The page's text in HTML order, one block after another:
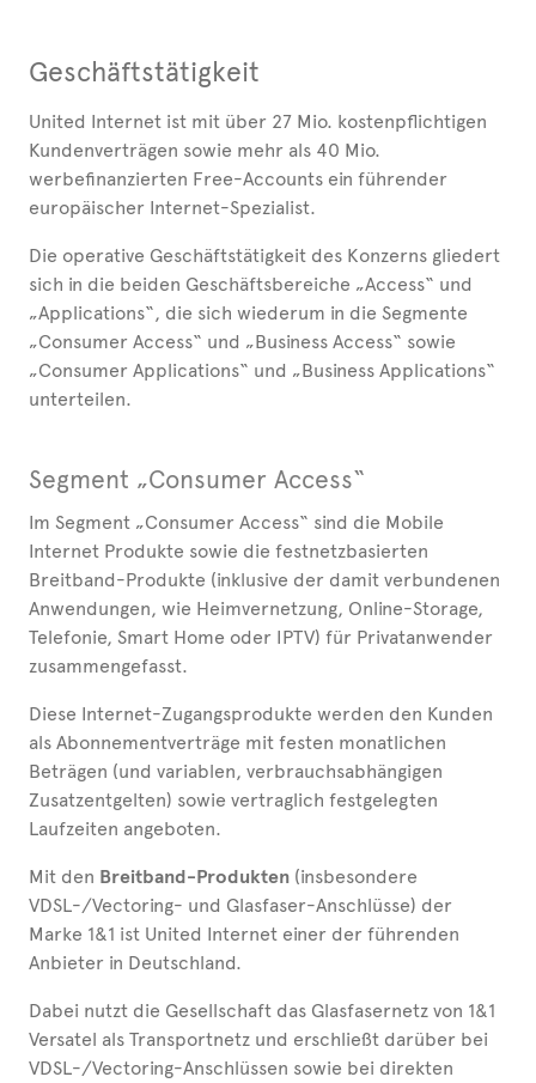
Geschäftstätigkeit
United Internet ist mit über 27 Mio. kostenpflichtigen
Kundenverträgen sowie mehr als 40 Mio.
werbefinanzierten Free-Accounts ein führender
europäischer Internet-Spezialist.
Die operative Geschäftstätigkeit des Konzerns gliedert
sich in die beiden Geschäftsbereiche „Access“ und
„Applications“, die sich wiederum in die Segmente
„Consumer Access“ und „Business Access“ sowie
„Consumer Applications“ und „Business Applications“
unterteilen.
Segment „Consumer Access“
Im Segment „Consumer Access“ sind die Mobile
Internet Produkte sowie die festnetzbasierten
Breitband-Produkte (inklusive der damit verbundenen
Anwendungen, wie Heimvernetzung, Online-Storage,
Telefonie, Smart Home oder IPTV) für Privatanwender
zusammengefasst.
Diese Internet-Zugangsprodukte werden den Kunden
als Abonnementverträge mit festen monatlichen
Beträgen (und variablen, verbrauchsabhängigen
Zusatzentgelten) sowie vertraglich festgelegten
Laufzeiten angeboten.
Mit den Breitband-Produkten (insbesondere
VDSL-/Vectoring- und Glasfaser-Anschlüsse) der
Marke 1&1 ist United Internet einer der führenden
Anbieter in Deutschland.
Dabei nutzt die Gesellschaft das Glasfasernetz von 1&1
Versatel als Transportnetz und erschließt darüber bei
VDSL-/Vectoring-Anschlüssen sowie bei direkten